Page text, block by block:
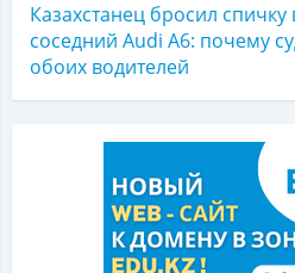
Казахстанец бросил
соседний Audi A6: почему
обоих водителей